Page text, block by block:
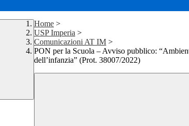
Home >
USP Imperia >
Comunicazioni AT IM >
PON per la Scuola – Avviso pubblico:
dell’infanzia” (Prot. 38007/2022)